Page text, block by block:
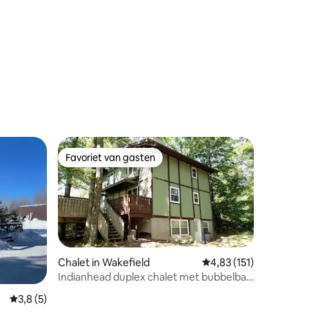
Gemiddelde beoordeling van 3,8 op 5, 5 recensies
3,8 (5)
Favoriet van gasten
Favoriet van gasten
Chalet in Wakefield Gemiddelde
4,83 (151)
Indianhead duplex chalet met bubbelbad